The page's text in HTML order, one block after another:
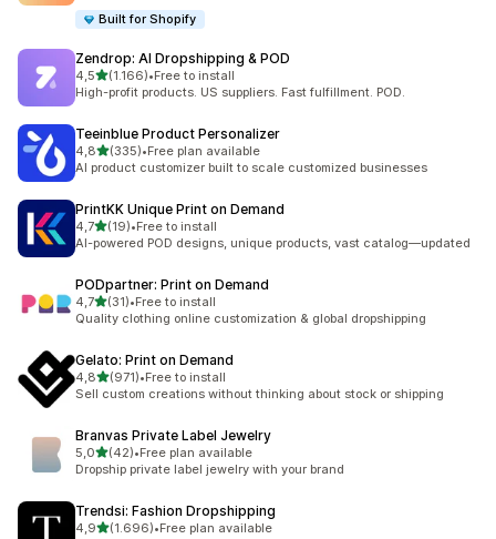
Built for Shopify
Zendrop: AI Dropshipping & POD
4,55 yıldız üzerinden
(1.166)
toplam 1166 değerlendirme
•Free to install
High-profit products. US suppliers. Fast fulfillment. POD.
Teeinblue Product Personalizer
4,85 yıldız üzerinden
(335)
toplam 335 değerlendirme
•Free plan available
AI product customizer built to scale customized businesses
PrintKK Unique Print on Demand
4,75 yıldız üzerinden
(19)
toplam 19 değerlendirme
•Free to install
AI-powered POD designs, unique products, vast catalog—updated
PODpartner: Print on Demand
4,75 yıldız üzerinden
(31)
toplam 31 değerlendirme
•Free to install
Quality clothing online customization & global dropshipping
Gelato: Print on Demand
4,85 yıldız üzerinden
(971)
toplam 971 değerlendirme
•Free to install
Sell custom creations without thinking about stock or shipping
Branvas Private Label Jewelry
5,05 yıldız üzerinden
(42)
toplam 42 değerlendirme
•Free plan available
Dropship private label jewelry with your brand
Trendsi: Fashion Dropshipping
4,95 yıldız üzerinden
(1.696)
toplam 1696 değerlendirme
•Free plan available